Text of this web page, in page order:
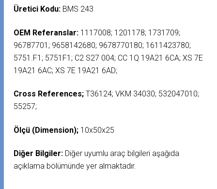
Üretici Kodu: BMS 243
OEM Referanslar: 1117008; 1201178; 1731709;
96787701; 9658142680; 9678770180; 1611423780;
5751.F1; 5751F1; C2 S27 004; CC 1Q 19A21 6CA; XS 7E
19A21 6AC; XS 7E 19A21 6AD;
Cross References; T36124; VKM 34030; 532047010;
55257;
Ölçü (Dimension); 10x50x25
Diğer Bilgiler: Diğer uyumlu araç bilgileri aşağıda
açıklama bölümünde yer almaktadır.